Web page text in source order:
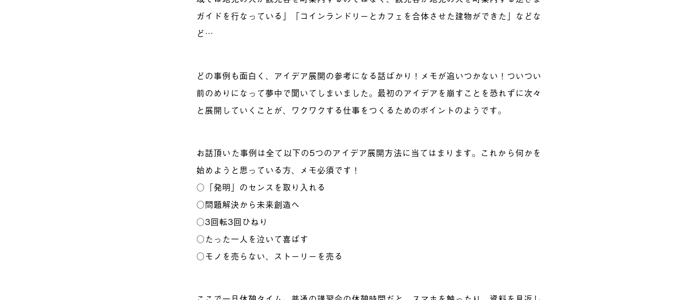
ガイドを行なっている」「コインランドリーとカフェを合体させた建物ができた」などな
ど…
どの事例も面白く、アイデア展開の参考になる話ばかり！メモが追いつかない！ついつい
前のめりになって夢中で聞いてしまいました。最初のアイデアを崩すことを恐れずに次々
と展開していくことが、ワクワクする仕事をつくるためのポイントのようです。
お話頂いた事例は全て以下の5つのアイデア展開方法に当てはまります。これから何かを
始めようと思っている方、メモ必須です！
○「発明」のセンスを取り入れる
○問題解決から未来創造へ
○3回転3回ひねり
○たった一人を泣いて喜ばす
○モノを売らない、ストーリーを売る